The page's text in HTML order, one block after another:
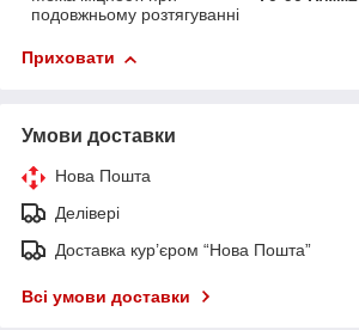
подовжньому розтягуванні
Приховати
Умови доставки
Нова Пошта
Делівері
Доставка кур’єром “Нова Пошта”
Всі умови доставки